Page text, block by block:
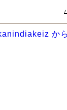
か